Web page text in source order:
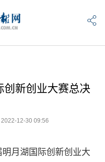
创新创业大赛总决
2022-12-30 09:56
月湖国际创新创业大